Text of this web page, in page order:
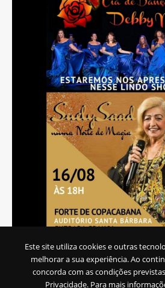
Este site utiliza cookies e outras
melhorar a sua experiência. Ao
concorda com as condições
Privacidade. Para mais